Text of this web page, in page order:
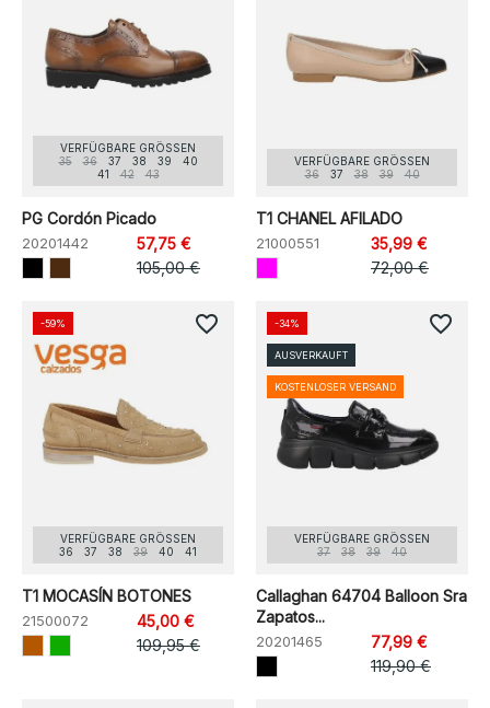
VERFÜGBARE GRÖSSEN
35
36 37 38 39
40
41
42 43
PG Cordón Picado
20201442
57,75 €
105,00 €
VERFÜGBARE GRÖSSEN
36
37 38 39 40
T1 CHANEL AFILADO
21000551
35,99 €
72,00 €
VERFÜGBARE GRÖSSEN
36
37 38 39 40 41
T1 MOCASÍN BOTONES
21500072
45,00 €
109,95 €
-59% favorite_border
VERFÜGBARE GRÖSSEN
37
38 39 40
Callaghan 64704 Balloon Sra
Zapatos...
20201465
77,99 €
119,90 €
-34%
AUSVERKAUFT
KOSTENLOSER VERSAND
favorite_border